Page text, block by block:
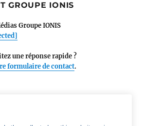
GROUPE IONIS
Groupe IONIS
une réponse rapide ?
formulaire de contact.